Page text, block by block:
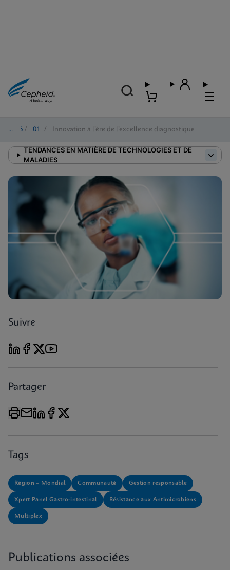
2026 / 01 / Innovation à l’ère de l’excellence diagnostique
TENDANCES EN MATIÈRE DE TECHNOLOGIES ET DE
MALADIES
Suivre
Partager
Tags
Région – Mondial Communauté Gestion responsable
Xpert Panel Gastro-intestinal Résistance aux Antimicrobiens
Multiplex
Publications associées